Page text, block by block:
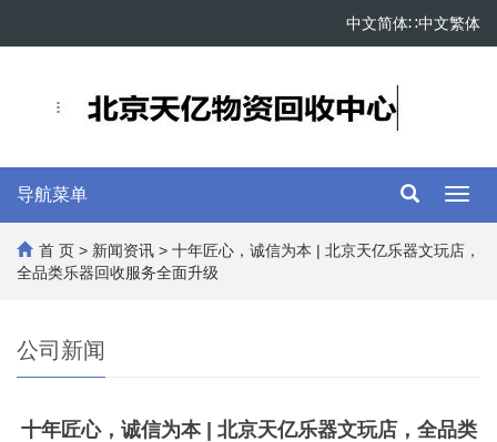
中文繁体
∷
中文简体
导航菜单
首 页 > 新闻资讯 > 十年匠心，诚信为本 | 北京天亿乐器文玩店，
全品类乐器回收服务全面升级
公司新闻
十年匠心，诚信为本 | 北京天亿乐器文玩店，全品类